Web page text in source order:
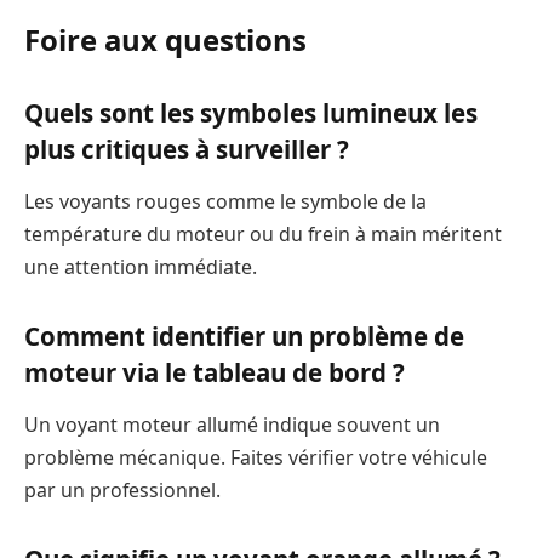
Foire aux questions
Quels sont les symboles lumineux les
plus critiques à surveiller ?
Les voyants rouges comme le symbole de la
température du moteur ou du frein à main méritent
une attention immédiate.
Comment identifier un problème de
moteur via le tableau de bord ?
Un voyant moteur allumé indique souvent un
problème mécanique. Faites vérifier votre véhicule
par un professionnel.